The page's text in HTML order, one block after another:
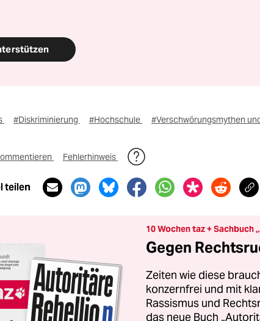
#Diskriminierung #Hochschule #Verschwörungsmythen
Fehlerhinweis
teilen
10 Wochen taz + Sachbuch
Gegen
Zeiten wie diese
konzernfrei und mit
Rassismus und
das neue Buch